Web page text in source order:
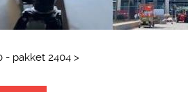
- pakket 2404 >